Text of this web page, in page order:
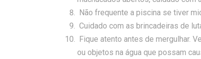
Não frequente a piscina se tiver
Cuidado com as brincadeiras de
Fique atento antes de mergulhar.
ou objetos na água que possam